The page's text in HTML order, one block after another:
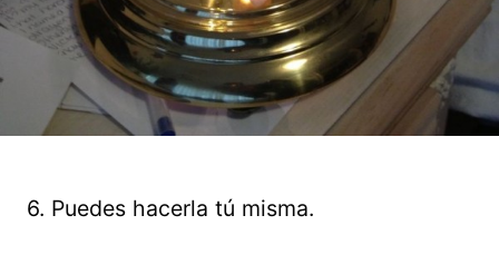
6. Puedes hacerla tú misma.